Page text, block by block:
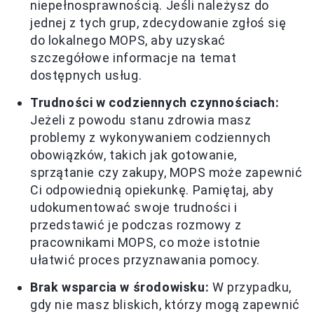
niepełnosprawnością. Jeśli należysz do
jednej z tych grup, zdecydowanie zgłoś się
do lokalnego MOPS, aby uzyskać
szczegółowe informacje na temat
dostępnych usług.
Trudności w codziennych czynnościach:
Jeżeli z powodu stanu zdrowia masz
problemy z wykonywaniem codziennych
obowiązków, takich jak gotowanie,
sprzątanie czy zakupy, MOPS może zapewnić
Ci odpowiednią opiekunkę. Pamiętaj, aby
udokumentować swoje trudności i
przedstawić je podczas rozmowy z
pracownikami MOPS, co może istotnie
ułatwić proces przyznawania pomocy.
Brak wsparcia w środowisku: W przypadku,
gdy nie masz bliskich, którzy mogą zapewnić